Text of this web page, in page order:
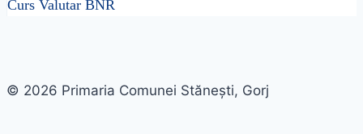
Curs Valutar BNR
© 2026 Primaria Comunei Stănești, Gorj